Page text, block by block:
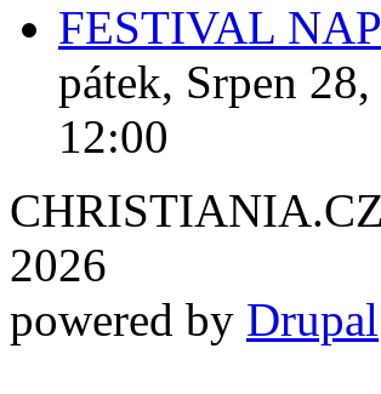
FESTIVAL
pátek, Srpen
12:00
2026
powered by Drupal